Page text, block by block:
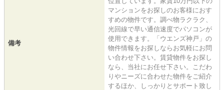
備考
マンションをお探しのお客様におす
すめの物件です。調べ物ラクラク、
光回線で早い通信速度でパソコンが
使用できます。「ウエンズ神戸」の
物件情報をお探しならお気軽にお問
い合わせ下さい。賃貸物件をお探し
なら、当社にお任せ下さい。こだわ
りやニーズに合わせた物件をご紹介
するほか、しっかりとサポート致し